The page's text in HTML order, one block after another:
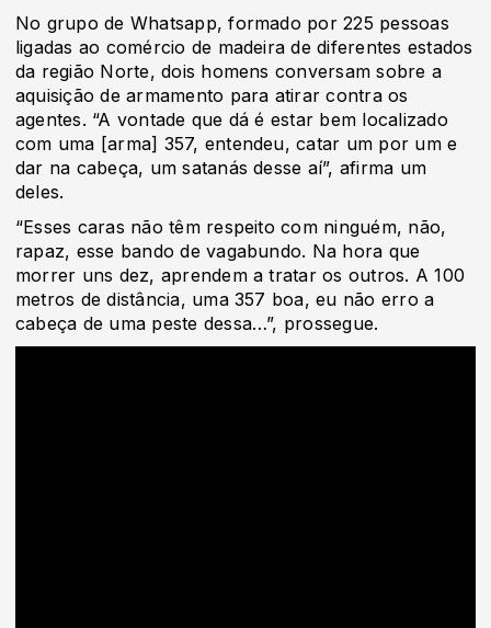
No grupo de Whatsapp, formado por 225 pessoas
ligadas ao comércio de madeira de diferentes estados
da região Norte, dois homens conversam sobre a
aquisição de armamento para atirar contra os
agentes. “A vontade que dá é estar bem localizado
com uma [arma] 357, entendeu, catar um por um e
dar na cabeça, um satanás desse aí”, afirma um
deles.
“Esses caras não têm respeito com ninguém, não,
rapaz, esse bando de vagabundo. Na hora que
morrer uns dez, aprendem a tratar os outros. A 100
metros de distância, uma 357 boa, eu não erro a
cabeça de uma peste dessa…”, prossegue.